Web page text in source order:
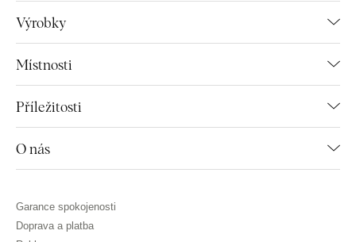
Výrobky
Místnosti
Příležitosti
O nás
Garance spokojenosti
Doprava a platba